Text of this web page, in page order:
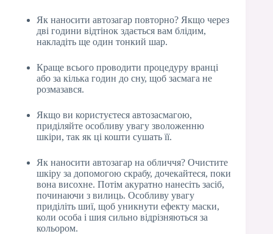
Як наносити автозагар повторно? Якщо через
дві години відтінок здається вам блідим,
накладіть ще один тонкий шар.
Краще всього проводити процедуру вранці
або за кілька годин до сну, щоб засмага не
розмазався.
Якщо ви користуєтеся автозасмагою,
приділяйте особливу увагу зволоженню
шкіри, так як ці кошти сушать її.
Як наносити автозагар на обличчя? Очистите
шкіру за допомогою скрабу, дочекайтеся, поки
вона висохне. Потім акуратно нанесіть засіб,
починаючи з вилиць. Особливу увагу
приділіть шиї, щоб уникнути ефекту маски,
коли особа і шия сильно відрізняються за
кольором.